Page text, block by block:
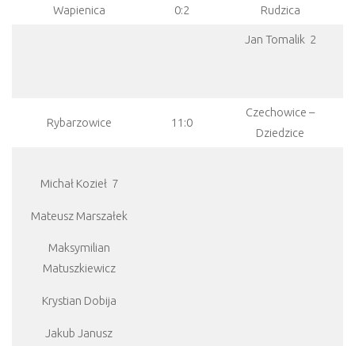
Wapienica 0:2 Rudzica
Jan Tomalik 2
Rybarzowice 11:0
Czechowice –
Dziedzice
Michał Kozieł 7
Mateusz Marszałek
Maksymilian
Matuszkiewicz
Krystian Dobija
Jakub Janusz